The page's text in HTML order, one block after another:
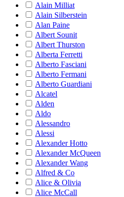
Alain Milliat
Alain Silberstein
Alan Paine
Albert Sounit
Albert Thurston
Alberta Ferretti
Alberto Fasciani
Alberto Fermani
Alberto Guardiani
Alcatel
Alden
Aldo
Alessandro
Alessi
Alexander Hotto
Alexander McQueen
Alexander Wang
Alfred & Co
Alice & Olivia
Alice McCall